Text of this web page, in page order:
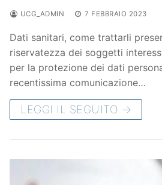
UCG_ADMIN 7 FEBBRAIO 2023
Dati sanitari, come trattarli
riservatezza dei soggetti
per la protezione dei dati
recentissima comunicazione…
LEGGI IL SEGUITO →